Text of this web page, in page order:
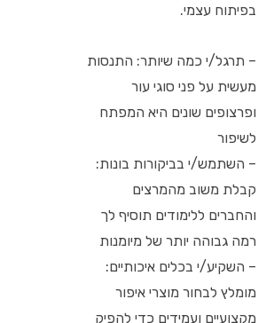
בפיתוח עצמי.
– תרגל/י כמה שיותר: התנסות
מעשית על פני סוגי עור
ופרצופים שונים היא המפתח
לשיפור
– השתמש/י בביקורות בונות:
קבלת משוב מהמרצים
והחברים ללימודים תוסיף לך
רמה גבוהה יותר של מיומנות
– השקיע/י בכלים איכותיים:
מומלץ לבחור מוצרי איפור
מקצועיים ועמידים כדי להפיק